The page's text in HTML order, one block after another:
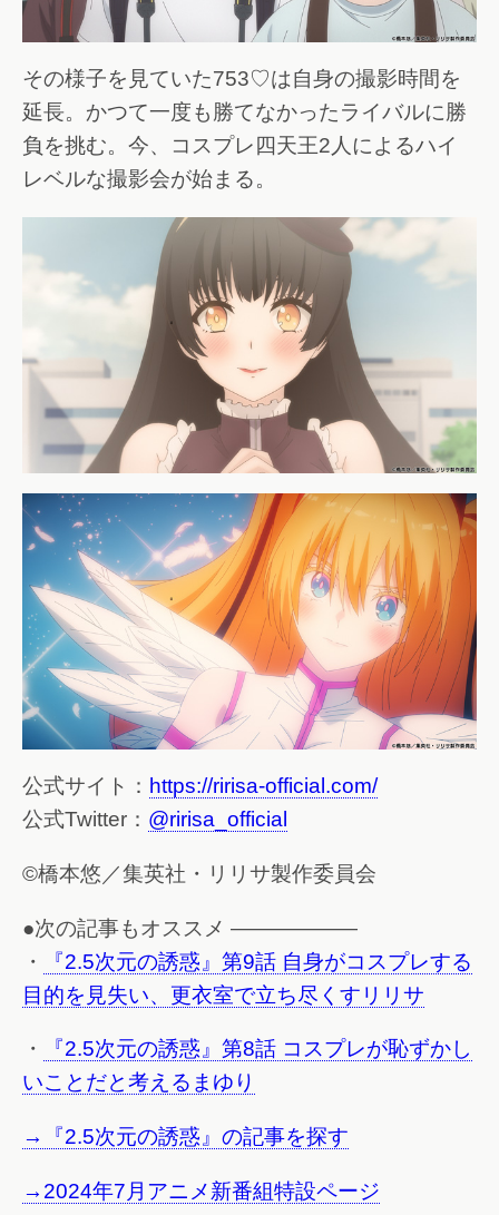
その様子を見ていた753♡は自身の撮影時間を
延長。かつて一度も勝てなかったライバルに勝
負を挑む。今、コスプレ四天王2人によるハイ
レベルな撮影会が始まる。
公式サイト： https://ririsa-official.com/
公式Twitter： @ririsa_official
©橋本悠／集英社・リリサ製作委員会
●次の記事もオススメ ——————
・
『2.5次元の誘惑』第9話 自身がコスプレする
目的を見失い、更衣室で立ち尽くすリリサ
・
『2.5次元の誘惑』第8話 コスプレが恥ずかし
いことだと考えるまゆり
→『2.5次元の誘惑』の記事を探す
→2024年7月アニメ新番組特設ページ